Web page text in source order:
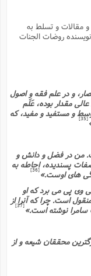
مقالات و تسلط به
روضات الجنات
و در علم فقه و اصول
مقدار بوده، عَلَم
و مستفید و مفید، که
[35]
من در فضل و دانش و
پسندیده، احاطه به
هاى اوست.»
وى پى مى برد که او
است. چرا که آنرا از
نوشته است.»
محققان شیعه و از